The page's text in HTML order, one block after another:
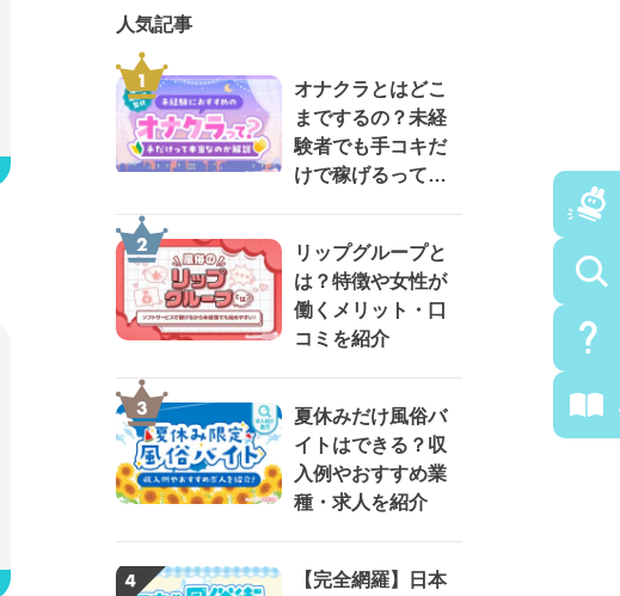
人気記事
オナクラとはどこ
までするの？未経
験者でも手コキだ
けで稼げるって本
リップグループと
は？特徴や女性が
働くメリット・口
コミを紹介
夏休みだけ風俗バ
イトはできる？収
入例やおすすめ業
種・求人を紹介
【完全網羅】日本